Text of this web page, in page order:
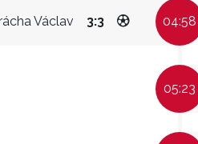
Václav 3:3 04:58
05:23